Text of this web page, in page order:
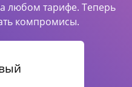
любом тарифе. Теперь
компромисы.